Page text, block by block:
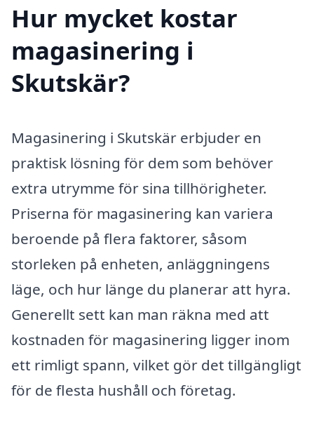
Hur mycket kostar
magasinering i
Skutskär?
Magasinering i Skutskär erbjuder en
praktisk lösning för dem som behöver
extra utrymme för sina tillhörigheter.
Priserna för magasinering kan variera
beroende på flera faktorer, såsom
storleken på enheten, anläggningens
läge, och hur länge du planerar att hyra.
Generellt sett kan man räkna med att
kostnaden för magasinering ligger inom
ett rimligt spann, vilket gör det tillgängligt
för de flesta hushåll och företag.